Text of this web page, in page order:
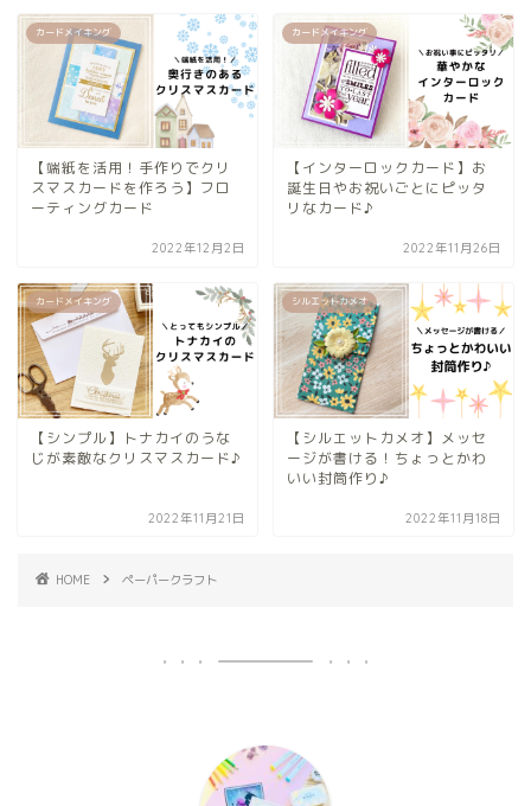
カードメイキング
【端紙を活用！手作りでクリ
スマスカードを作ろう】フロ
ーティングカード
2022年12月2日
カードメイキング
【インターロックカード】お
誕生日やお祝いごとにピッタ
リなカード♪
2022年11月26日
カードメイキング
【シンプル】トナカイのうな
じが素敵なクリスマスカード♪
2022年11月21日
シルエットカメオ
【シルエットカメオ】メッセ
ージが書ける！ちょっとかわ
いい封筒作り♪
2022年11月18日
HOME ペーパークラフト